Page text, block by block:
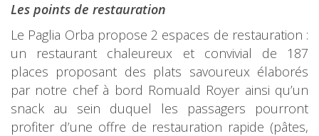
Les points de restauration
Le Paglia Orba propose 2 espaces de restauration :
un restaurant chaleureux et convivial de 187
places proposant des plats savoureux élaborés
par notre chef à bord Romuald Royer ainsi qu’un
snack au sein duquel les passagers pourront
profiter d’une offre de restauration rapide (pâtes,